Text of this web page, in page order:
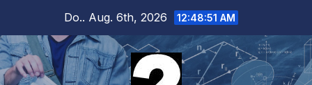
springen
Do.. Aug. 6th, 2026 12:48:52 AM